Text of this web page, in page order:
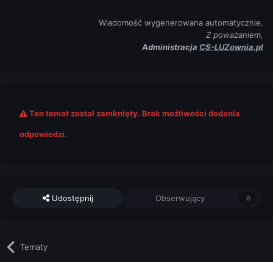
Wiadomość wygenerowana automatycznie.
Z poważaniem,
Administracja CS-LUZownia.pl
Ten temat został zamknięty. Brak możliwości dodania
odpowiedzi.
Udostępnij Obserwujący 0
Tematy